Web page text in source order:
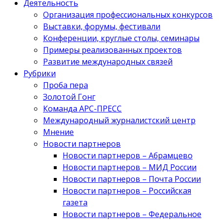
Деятельность
Организация профессиональных конкурсов
Выставки, форумы, фестивали
Конференции, круглые столы, семинары
Примеры реализованных проектов
Развитие международных связей
Рубрики
Проба пера
Золотой Гонг
Команда АРС-ПРЕСС
Международный журналистский центр
Мнение
Новости партнеров
Новости партнеров – Абрамцево
Новости партнеров – МИД России
Новости партнеров – Почта России
Новости партнеров – Российская
газета
Новости партнеров – Федеральное